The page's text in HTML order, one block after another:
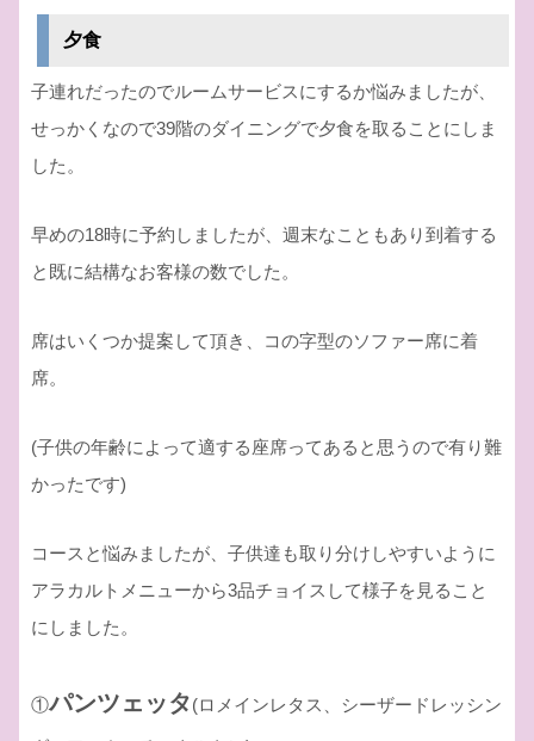
夕食
子連れだったのでルームサービスにするか悩みましたが、
せっかくなので39階のダイニングで夕食を取ることにしま
した。
早めの18時に予約しましたが、週末なこともあり到着する
と既に結構なお客様の数でした。
席はいくつか提案して頂き、コの字型のソファー席に着
席。
(子供の年齢によって適する座席ってあると思うので有り難
かったです)
コースと悩みましたが、子供達も取り分けしやすいように
アラカルトメニューから3品チョイスして様子を見ること
にしました。
①パンツェッタ(ロメインレタス、シーザードレッシン